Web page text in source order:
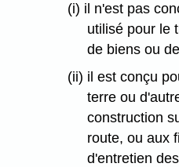
(i) il n'est pas
utilisé pour le
de biens ou
(ii) il est conçu
terre ou
construction
route, ou aux
d'entretien